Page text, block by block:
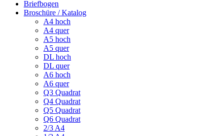
Briefbogen
Broschüre / Katalog
A4 hoch
A4 quer
A5 hoch
A5 quer
DL hoch
DL quer
A6 hoch
A6 quer
Q3 Quadrat
Q4 Quadrat
Q5 Quadrat
Q6 Quadrat
2/3 A4